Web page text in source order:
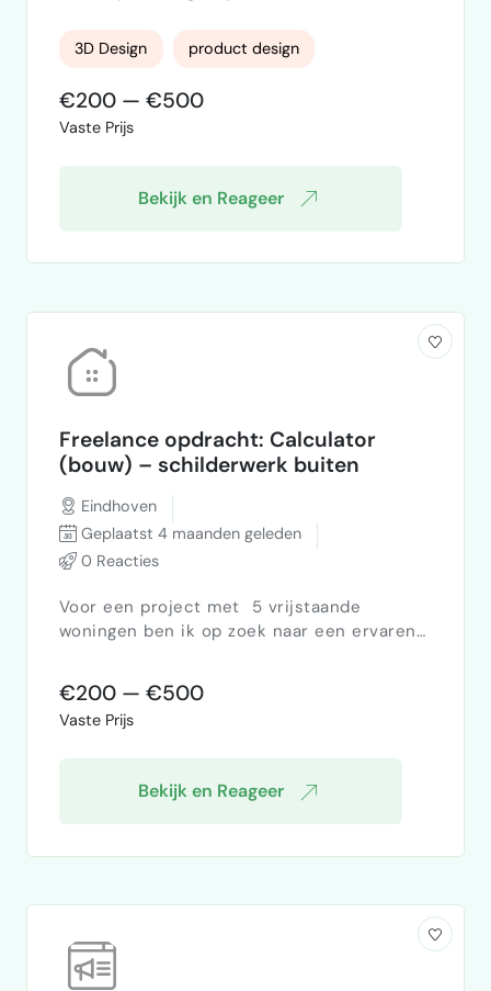
brandvrij nylon, snelle simpele werkwijze is
3D Design product design
€200 — €500
Vaste Prijs
Bekijk en Reageer
Freelance opdracht: Calculator
(bouw) – schilderwerk buiten
Eindhoven
Geplaatst 4 maanden geleden
0 Reacties
Voor een project met 5 vrijstaande
woningen ben ik op zoek naar een ervaren
bepalen voor buitenschilderwerk. Het gaat
om werkzaamheden aan: Gevelkozijnen
Houten panelen / geveldelen
arbeid, materiaal en eventuele
€200 — €500
Vaste Prijs
Bekijk en Reageer